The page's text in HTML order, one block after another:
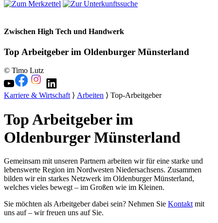
Zwischen High Tech und Handwerk
Top Arbeitgeber im Oldenburger Münsterland
© Timo Lutz
Karriere & Wirtschaft⟩ Arbeiten ⟩ Top-Arbeitgeber
Top Arbeitgeber im
Oldenburger Münsterland
Gemeinsam mit unseren Partnern arbeiten wir für eine starke und
lebenswerte Region im Nordwesten Niedersachsens. Zusammen
bilden wir ein starkes Netzwerk im Oldenburger Münsterland,
welches vieles bewegt – im Großen wie im Kleinen.
Sie möchten als Arbeitgeber dabei sein? Nehmen Sie Kontakt mit
uns auf – wir freuen uns auf Sie.